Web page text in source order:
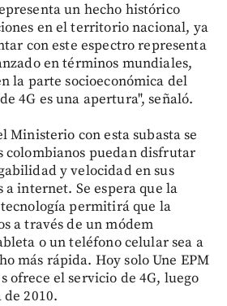
un hecho histórico
en el territorio nacional, ya
con este espectro representa
en términos mundiales,
la parte socioeconómica del
4G es una apertura", señaló.
Ministerio con esta subasta se
colombianos puedan disfrutar
y velocidad en sus
a internet. Se espera que la
permitirá que la
a través de un módem
o un teléfono celular sea a
más rápida. Hoy solo Une EPM
ofrece el servicio de 4G, luego
2010.